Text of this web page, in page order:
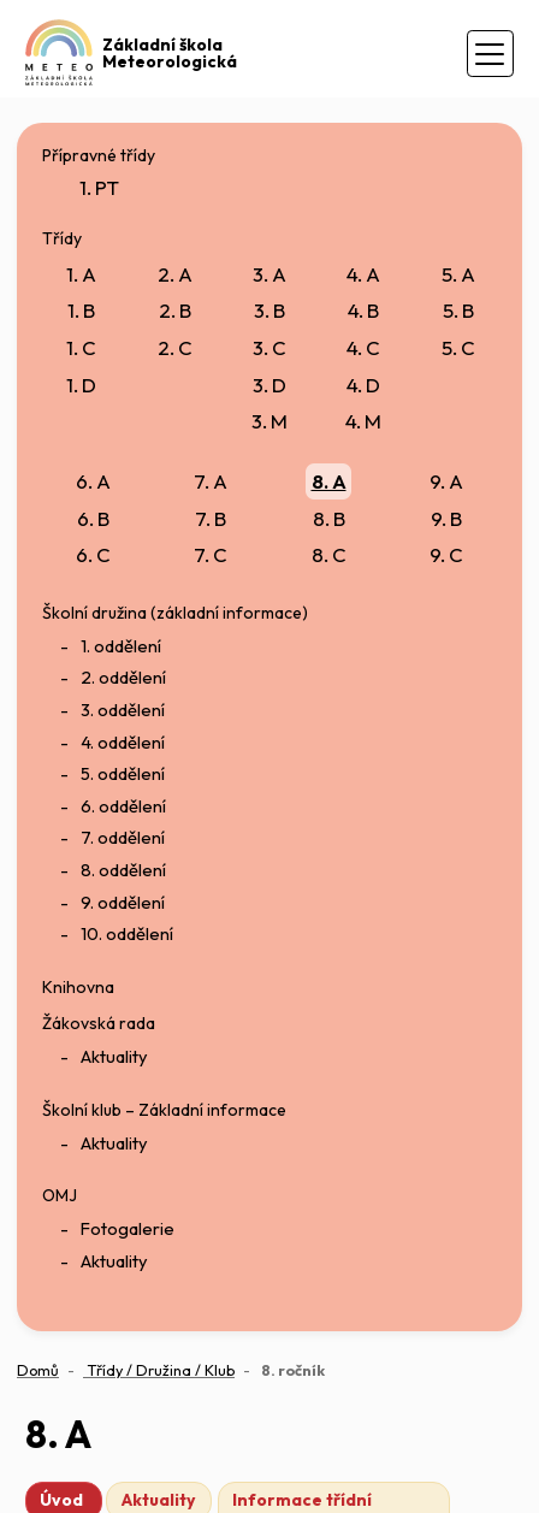
Základní škola
Meteorologická
Přípravné třídy
1. PT
Třídy
1. A
1. B
1. C
1. D
2. A
2. B
2. C
3. A
3. B
3. C
3. D
3. M
4. A
4. B
4. C
4. D
4. M
5. A
5. B
5. C
6. A
6. B
6. C
7. A
7. B
7. C
8. A
8. B
8. C
9. A
9. B
9. C
Školní družina (základní informace)
1. oddělení
2. oddělení
3. oddělení
4. oddělení
5. oddělení
6. oddělení
7. oddělení
8. oddělení
9. oddělení
10. oddělení
Knihovna
Žákovská rada
Aktuality
Školní klub – Základní informace
Aktuality
OMJ
Fotogalerie
Aktuality
Domů Třídy / Družina / Klub 8. ročník(aktuální)
8. A
Úvod Aktuality
Informace třídní